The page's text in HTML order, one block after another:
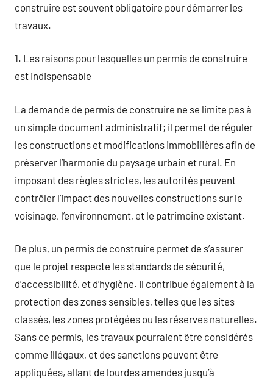
construire est souvent obligatoire pour démarrer les
travaux.
1. Les raisons pour lesquelles un permis de construire
est indispensable
La demande de permis de construire ne se limite pas à
un simple document administratif; il permet de réguler
les constructions et modifications immobilières afin de
préserver l’harmonie du paysage urbain et rural. En
imposant des règles strictes, les autorités peuvent
contrôler l’impact des nouvelles constructions sur le
voisinage, l’environnement, et le patrimoine existant.
De plus, un permis de construire permet de s’assurer
que le projet respecte les standards de sécurité,
d’accessibilité, et d’hygiène. Il contribue également à la
protection des zones sensibles, telles que les sites
classés, les zones protégées ou les réserves naturelles.
Sans ce permis, les travaux pourraient être considérés
comme illégaux, et des sanctions peuvent être
appliquées, allant de lourdes amendes jusqu’à